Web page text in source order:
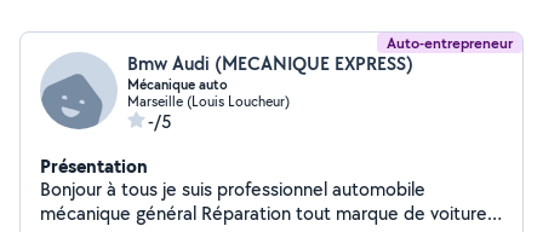
Auto-entrepreneur
Bmw Audi (MECANIQUE EXPRESS)
Mécanique auto
Marseille (Louis Loucheur)
-/5
Présentation
Bonjour à tous je suis professionnel automobile
mécanique général Réparation tout marque de voiture